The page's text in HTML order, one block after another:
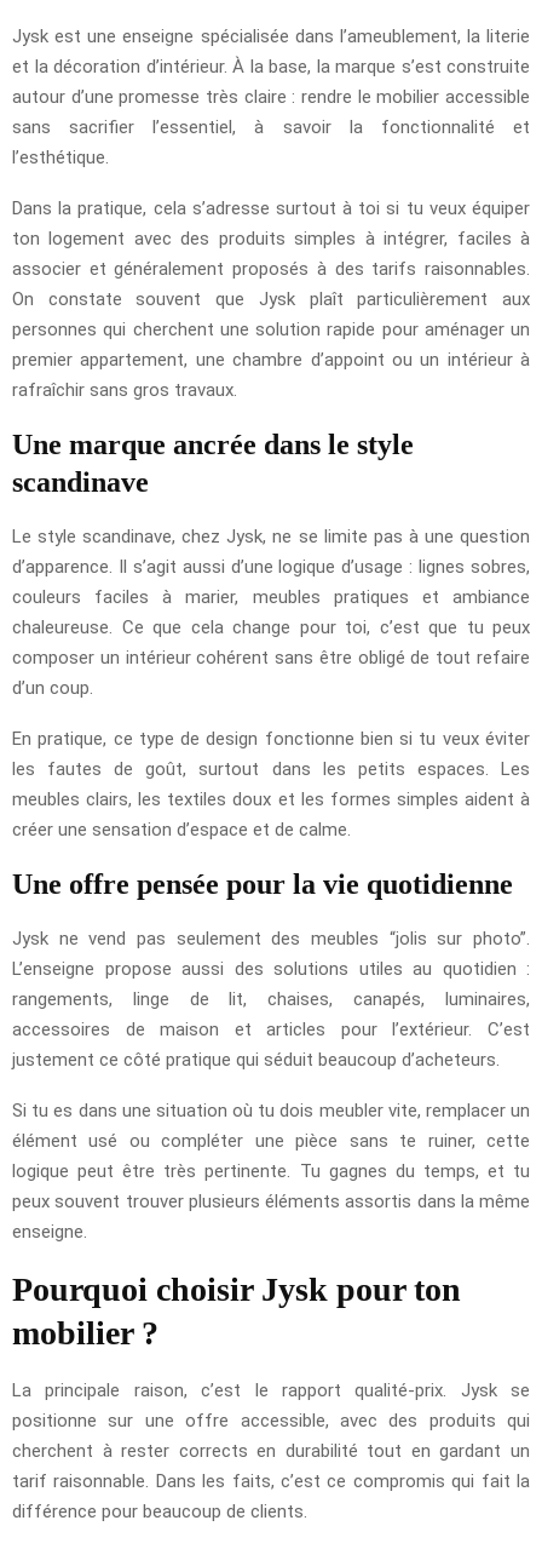
Jysk est une enseigne spécialisée dans l’ameublement, la literie
et la décoration d’intérieur. À la base, la marque s’est construite
autour d’une promesse très claire : rendre le mobilier accessible
sans sacrifier l’essentiel, à savoir la fonctionnalité et
l’esthétique.
Dans la pratique, cela s’adresse surtout à toi si tu veux équiper
ton logement avec des produits simples à intégrer, faciles à
associer et généralement proposés à des tarifs raisonnables.
On constate souvent que Jysk plaît particulièrement aux
personnes qui cherchent une solution rapide pour aménager un
premier appartement, une chambre d’appoint ou un intérieur à
rafraîchir sans gros travaux.
Une marque ancrée dans le style
scandinave
Le style scandinave, chez Jysk, ne se limite pas à une question
d’apparence. Il s’agit aussi d’une logique d’usage : lignes sobres,
couleurs faciles à marier, meubles pratiques et ambiance
chaleureuse. Ce que cela change pour toi, c’est que tu peux
composer un intérieur cohérent sans être obligé de tout refaire
d’un coup.
En pratique, ce type de design fonctionne bien si tu veux éviter
les fautes de goût, surtout dans les petits espaces. Les
meubles clairs, les textiles doux et les formes simples aident à
créer une sensation d’espace et de calme.
Une offre pensée pour la vie quotidienne
Jysk ne vend pas seulement des meubles “jolis sur photo”.
L’enseigne propose aussi des solutions utiles au quotidien :
rangements, linge de lit, chaises, canapés, luminaires,
accessoires de maison et articles pour l’extérieur. C’est
justement ce côté pratique qui séduit beaucoup d’acheteurs.
Si tu es dans une situation où tu dois meubler vite, remplacer un
élément usé ou compléter une pièce sans te ruiner, cette
logique peut être très pertinente. Tu gagnes du temps, et tu
peux souvent trouver plusieurs éléments assortis dans la même
enseigne.
Pourquoi choisir Jysk pour ton
mobilier ?
La principale raison, c’est le rapport qualité-prix. Jysk se
positionne sur une offre accessible, avec des produits qui
cherchent à rester corrects en durabilité tout en gardant un
tarif raisonnable. Dans les faits, c’est ce compromis qui fait la
différence pour beaucoup de clients.